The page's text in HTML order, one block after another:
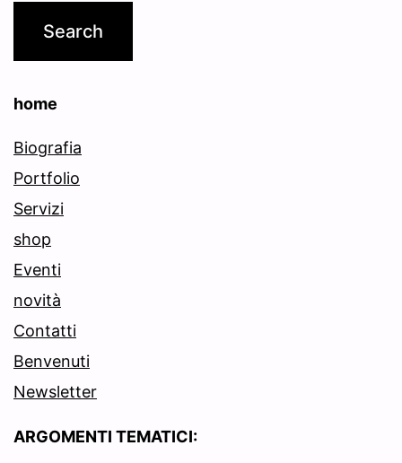
home
Biografia
Portfolio
Servizi
shop
Eventi
novità
Contatti
Benvenuti
Newsletter
ARGOMENTI TEMATICI: